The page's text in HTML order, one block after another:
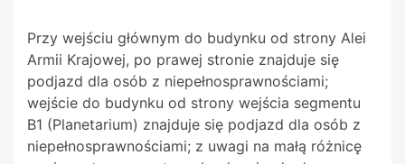
Przy wejściu głównym do budynku od strony Alei
Armii Krajowej, po prawej stronie znajduje się
podjazd dla osób z niepełnosprawnościami;
wejście do budynku od strony wejścia segmentu
B1 (Planetarium) znajduje się podjazd dla osób z
niepełnosprawnościami; z uwagi na małą różnicę